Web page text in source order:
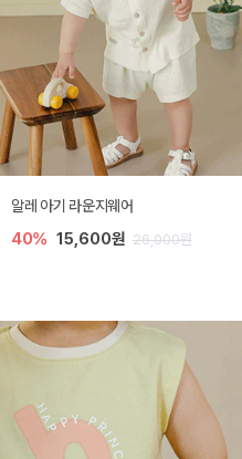
알레 아기 라운지웨어
40% 15,600원 26,000원